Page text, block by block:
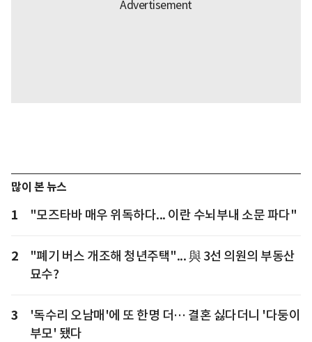
많이 본 뉴스
1 "모즈타바 매우 위독하다... 이란 수뇌부내 소문 파다"
2
"폐기 버스 개조해 청년주택"... 與 3선 의원의 부동산
묘수?
3
'독수리 오남매'에 또 한명 더… 결혼 싫다더니 '다둥이
부모' 됐다